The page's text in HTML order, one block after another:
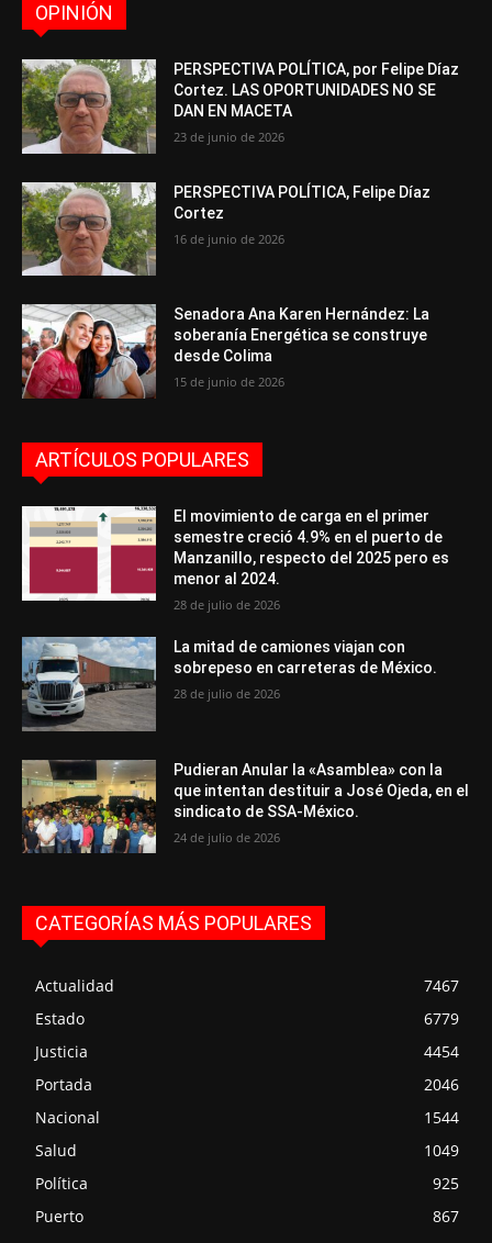
OPINIÓN
PERSPECTIVA POLÍTICA, por Felipe Díaz
Cortez. LAS OPORTUNIDADES NO SE
DAN EN MACETA
23 de junio de 2026
PERSPECTIVA POLÍTICA, Felipe Díaz
Cortez
16 de junio de 2026
Senadora Ana Karen Hernández: La
soberanía Energética se construye
desde Colima
15 de junio de 2026
ARTÍCULOS POPULARES
El movimiento de carga en el primer
semestre creció 4.9% en el puerto de
Manzanillo, respecto del 2025 pero es
menor al 2024.
28 de julio de 2026
La mitad de camiones viajan con
sobrepeso en carreteras de México.
28 de julio de 2026
Pudieran Anular la «Asamblea» con la
que intentan destituir a José Ojeda, en el
sindicato de SSA-México.
24 de julio de 2026
CATEGORÍAS MÁS POPULARES
Actualidad
7467
Estado
6779
Justicia
4454
Portada
2046
Nacional
1544
Salud
1049
Política
925
Puerto
867